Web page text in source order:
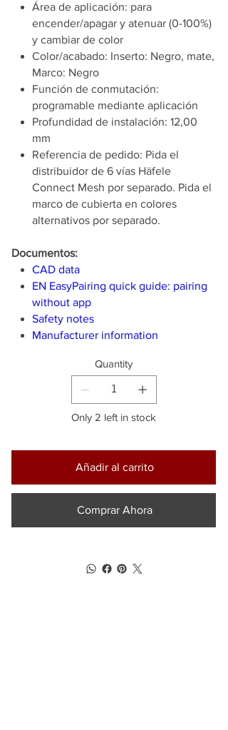
Área de aplicación: para
encender/apagar y atenuar (0-100%)
y cambiar de color
Color/acabado: Inserto: Negro, mate,
Marco: Negro
Función de conmutación:
programable mediante aplicación
Profundidad de instalación: 12,00
mm
Referencia de pedido: Pida el
distribuidor de 6 vías Häfele
Connect Mesh por separado. Pida el
marco de cubierta en colores
alternativos por separado.
Documentos:
CAD data
EN EasyPairing quick guide: pairing
without app
Safety notes
Manufacturer information
Quantity
Only 2 left in stock
Añadir al carrito
Comprar Ahora